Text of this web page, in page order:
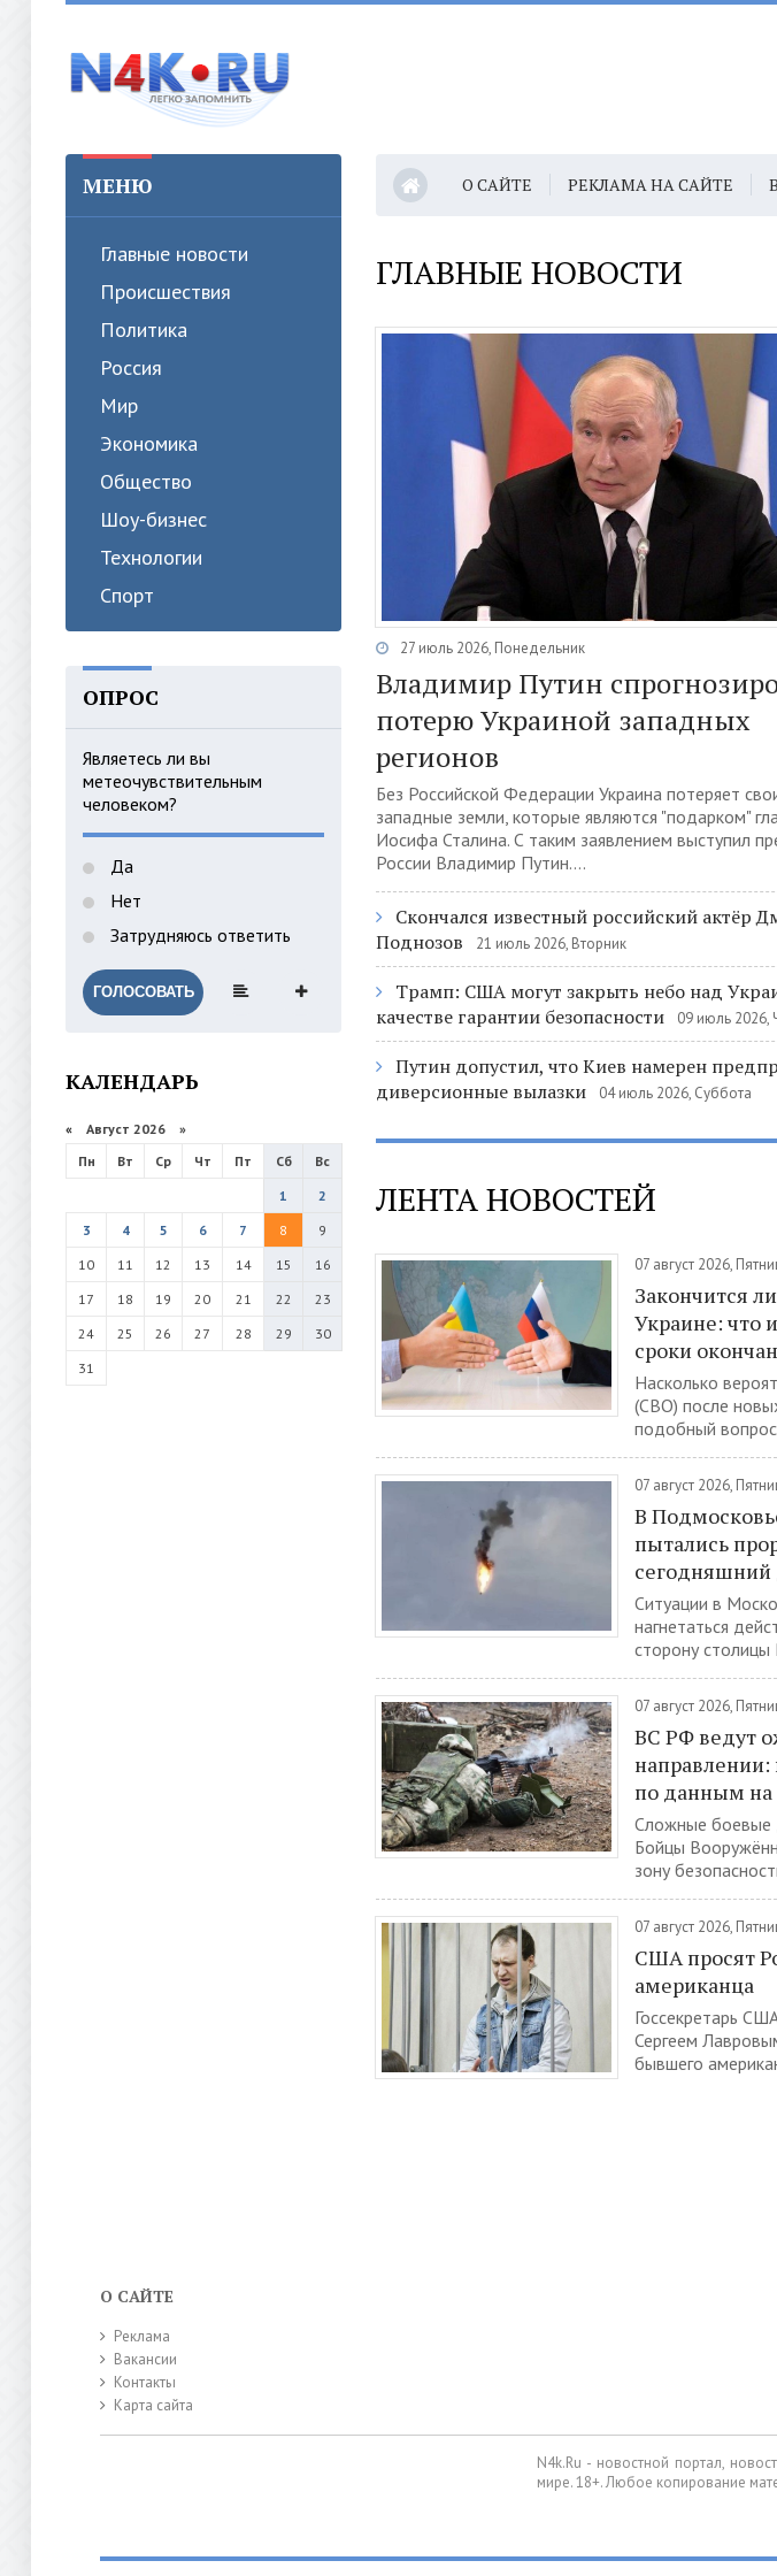
МЕНЮ
Главные новости
Происшествия
Политика
Россия
Мир
Экономика
Общество
Шоу-бизнес
Технологии
Спорт
ОПРОС
Являетесь ли вы
метеочувствительным
человеком?
Да
Нет
Затрудняюсь ответить
ГОЛОСОВАТЬ
КАЛЕНДАРЬ
« Август 2026 »
Пн
Вт Ср Чт Пт Сб
Вс
1
2
3
4 5 6 7 8
9
10
11 12 13 14 15
16
17
18 19 20 21 22
23
24
25 26 27 28 29
30
31
О САЙТЕ РЕКЛАМА НА САЙТЕ
ГЛАВНЫЕ НОВОСТИ
27 июль 2026, Понедельник
Владимир Путин
потерю Украиной западных
регионов
Без Российской Федерации Украина потеряет
западные земли, которые являются "подарком"
Иосифа Сталина. С таким заявлением выступил
России Владимир Путин....
Скончался известный российский актёр
Поднозов
21 июль 2026, Вторник
Трамп: США могут закрыть небо над
качестве гарантии безопасности
09 июль 2026,
Путин допустил, что Киев намерен
диверсионные вылазки
04 июль 2026, Суббота
ЛЕНТА НОВОСТЕЙ
07 август 2026,
Закончится
Украине: что
сроки
Насколько
(СВО) после
подобный
07 август 2026,
В
пытались
сегодняшний
Ситуации в
нагнетаться
сторону столицы
07 август 2026,
ВС РФ ведут
по данным на
Сложные боевые
Бойцы
зону
07 август 2026,
США просят
американца
Госсекретарь
Сергеем
бывшего
О САЙТЕ
Реклама
Вакансии
Контакты
Карта сайта
N4k.Ru - новостной портал,
мире. 18+. Любое копирование